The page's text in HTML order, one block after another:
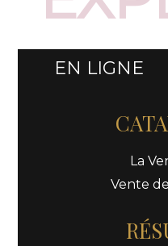
EN LIGNE
La
Vente